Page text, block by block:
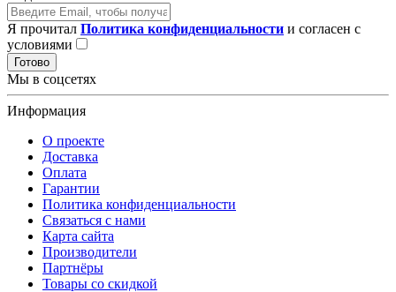
Я прочитал Политика конфиденциальности и согласен с
условиями
Готово
Мы в соцсетях
Информация
О проекте
Доставка
Оплата
Гарантии
Политика конфиденциальности
Связаться с нами
Карта сайта
Производители
Партнёры
Товары со скидкой